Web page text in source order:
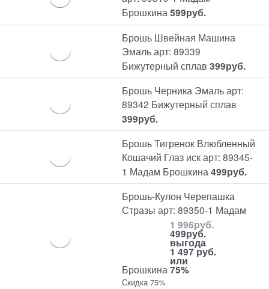
Брошкина 599руб.
Брошь Швейная Машина
Эмаль арт: 89339
Бижутерный сплав 399руб.
Брошь Черника Эмаль арт:
89342 Бижутерный сплав
399руб.
Брошь Тигренок Влюбленный
Кошачий Глаз иск арт: 89345-
1 Мадам Брошкина 499руб.
Брошь-Кулон Черепашка
Стразы арт: 89350-1 Мадам
Брошкина
1 996руб.
499руб.
выгода
1 497 руб.
или
75%
Скидка 75%